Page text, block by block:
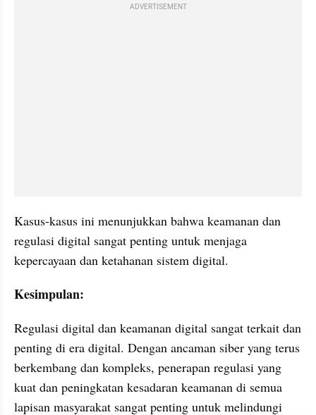
ADVERTISEMENT
Kasus-kasus ini menunjukkan bahwa keamanan dan
regulasi digital sangat penting untuk menjaga
kepercayaan dan ketahanan sistem digital.
Kesimpulan:
Regulasi digital dan keamanan digital sangat terkait dan
penting di era digital. Dengan ancaman siber yang terus
berkembang dan kompleks, penerapan regulasi yang
kuat dan peningkatan kesadaran keamanan di semua
lapisan masyarakat sangat penting untuk melindungi